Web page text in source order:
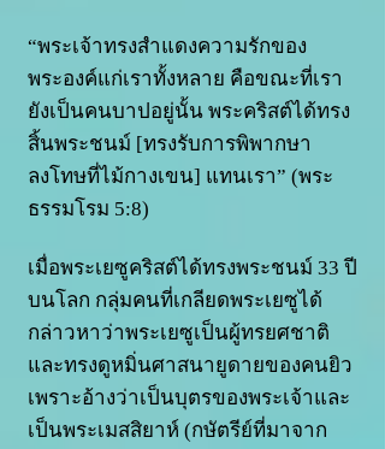
“พระเจ้าทรงสำแดงความรักของ
พระองค์แก่เราทั้งหลาย คือขณะที่เรา
ยังเป็นคนบาปอยู่นั้น พระคริสต์ได้ทรง
สิ้นพระชนม์ [ทรงรับการพิพากษา
ลงโทษที่ไม้กางเขน] แทนเรา” (พระ
ธรรมโรม 5:8)
เมื่อพระเยซูคริสต์ได้ทรงพระชนม์ 33 ปี
บนโลก กลุ่มคนที่เกลียดพระเยซูได้
กล่าวหาว่าพระเยซูเป็นผู้ทรยศชาติ
และทรงดูหมิ่นศาสนายูดายของคนยิว
เพราะอ้างว่าเป็นบุตรของพระเจ้าและ
เป็นพระเมสสิยาห์ (กษัตรีย์ที่มาจาก